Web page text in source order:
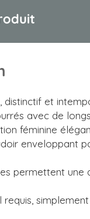
distinctif et
avec de
féminine
enveloppant
permettent une
requis,